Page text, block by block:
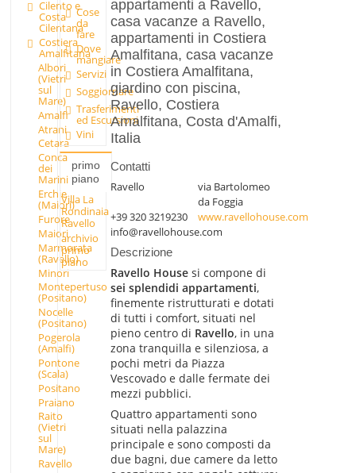
Cilento e
Costa
Cilentana
Costiera
Amalfitana
Albori
(Vietri
sul
Mare)
Amalfi
Atrani
Cetara
Conca
dei
Marini
Erchie
(Maiori)
Furore
Maiori
Marmorata
(Ravello)
Minori
Montepertuso
(Positano)
Nocelle
(Positano)
Pogerola
(Amalfi)
Pontone
(Scala)
Positano
Praiano
Raito
(Vietri
sul
Mare)
Ravello
Cose
da
fare
Dove
mangiare
Servizi
Soggiornare
Trasferimenti
ed Escursioni
Vini
primo
piano
Villa La
Rondinaia
Ravello
archivio
primo
piano
appartamenti a Ravello,
casa vacanze a Ravello,
appartamenti in Costiera
Amalfitana, casa vacanze
in Costiera Amalfitana,
giardino con piscina,
Ravello, Costiera
Amalfitana, Costa d'Amalfi,
Italia
Contatti
Ravello
via Bartolomeo
da Foggia
+39 320 3219230
www.ravellohouse.com
info@ravellohouse.com
Descrizione
Ravello Housesi compone di
sei splendidi appartamenti,
finemente ristrutturati e dotati
di tutti i comfort, situati nel
pieno centro di Ravello, in una
zona tranquilla e silenziosa, a
pochi metri da Piazza
Vescovado e dalle fermate dei
mezzi pubblici.
Quattro appartamenti sono
situati nella palazzina
principale e sono composti da
due bagni, due camere da letto